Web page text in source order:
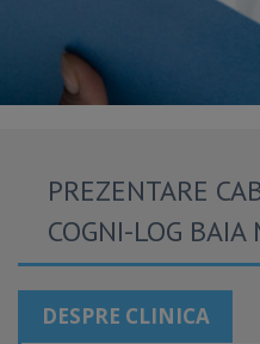
PREZENTARE
COGNI-LOG BAIA
DESPRE CLINICA